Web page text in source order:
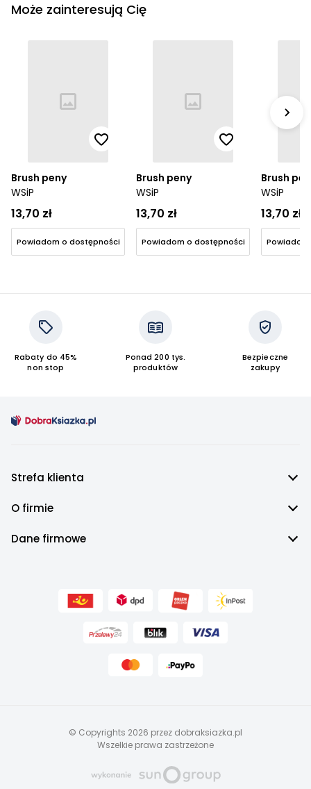
Może zainteresują Cię
Brush peny
WSiP
13,70 zł
Powiadom o dostępności
Brush peny
WSiP
13,70 zł
Powiadom o dostępności
Brush
WSiP
13,70 zł
Rabaty do 45%
non stop
Ponad 200 tys.
produktów
Bezpieczne
zakupy
Strefa klienta
O firmie
Dane firmowe
© Copyrights 2026 przez dobraksiazka.pl
Wszelkie prawa zastrzeżone